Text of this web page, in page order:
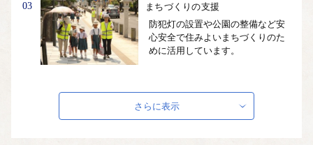
03
まちづくりの支援
防犯灯の設置や公園の整備など安
心安全で住みよいまちづくりのた
めに活用しています。
観光の振興
新たな観光スポットの整備や霧島
さらに表示